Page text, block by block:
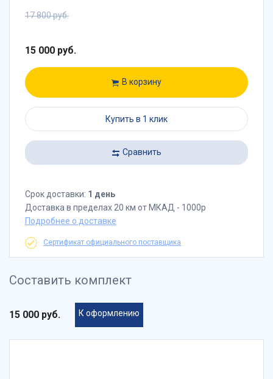
17 800 руб.
15 000 руб.
В корзину
Купить в 1 клик
Сравнить
Срок доставки: 1 день
Доставка в пределах 20 км от МКАД - 1000р
Подробнее о доставке
Сертификат официального поставщика
Составить комплект
15 000 руб. К оформлению